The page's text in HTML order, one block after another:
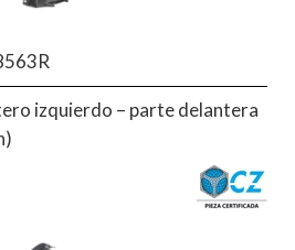
izquierdo – parte delantera